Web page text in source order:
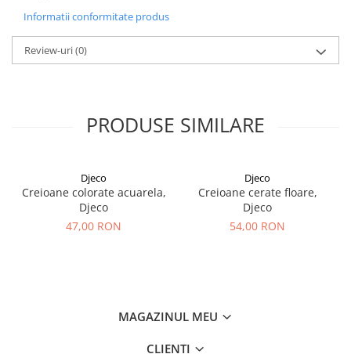
Informatii conformitate produs
Review-uri(0)
PRODUSE SIMILARE
Djeco
Creioane colorate acuarela,
Djeco
47,00 RON
Djeco
Creioane cerate floare,
Djeco
54,00 RON
MAGAZINUL MEU
CLIENTI